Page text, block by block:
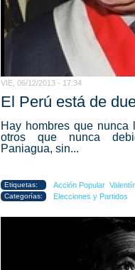
VIE, 06/12/2013 - 17:34
El Perú está de
Hay hombres que
otros que nunca
Paniagua, sin...
Etiquetas: Acción Popular
Categorías: Elecciones y Partidos